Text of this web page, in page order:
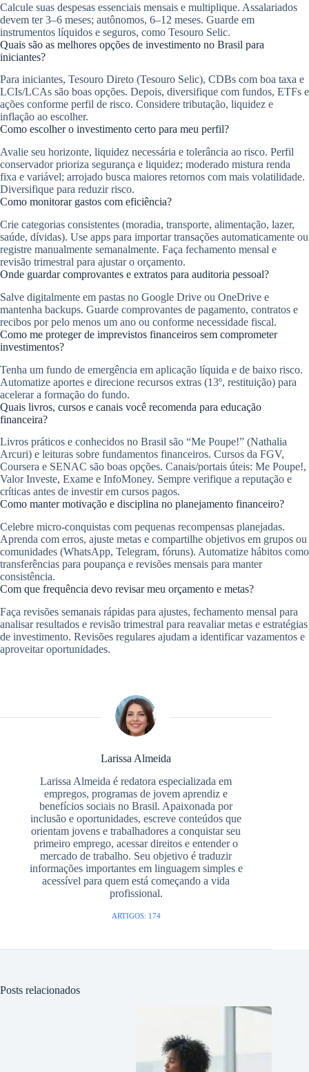
Calcule suas despesas essenciais mensais e multiplique. Assalariados
devem ter 3–6 meses; autônomos, 6–12 meses. Guarde em
instrumentos líquidos e seguros, como Tesouro Selic.
Quais são as melhores opções de investimento no Brasil para
iniciantes?
Para iniciantes, Tesouro Direto (Tesouro Selic), CDBs com boa taxa e
LCIs/LCAs são boas opções. Depois, diversifique com fundos, ETFs e
ações conforme perfil de risco. Considere tributação, liquidez e
inflação ao escolher.
Como escolher o investimento certo para meu perfil?
Avalie seu horizonte, liquidez necessária e tolerância ao risco. Perfil
conservador prioriza segurança e liquidez; moderado mistura renda
fixa e variável; arrojado busca maiores retornos com mais volatilidade.
Diversifique para reduzir risco.
Como monitorar gastos com eficiência?
Crie categorias consistentes (moradia, transporte, alimentação, lazer,
saúde, dívidas). Use apps para importar transações automaticamente ou
registre manualmente semanalmente. Faça fechamento mensal e
revisão trimestral para ajustar o orçamento.
Onde guardar comprovantes e extratos para auditoria pessoal?
Salve digitalmente em pastas no Google Drive ou OneDrive e
mantenha backups. Guarde comprovantes de pagamento, contratos e
recibos por pelo menos um ano ou conforme necessidade fiscal.
Como me proteger de imprevistos financeiros sem comprometer
investimentos?
Tenha um fundo de emergência em aplicação líquida e de baixo risco.
Automatize aportes e direcione recursos extras (13º, restituição) para
acelerar a formação do fundo.
Quais livros, cursos e canais você recomenda para educação
financeira?
Livros práticos e conhecidos no Brasil são “Me Poupe!” (Nathalia
Arcuri) e leituras sobre fundamentos financeiros. Cursos da FGV,
Coursera e SENAC são boas opções. Canais/portais úteis: Me Poupe!,
Valor Investe, Exame e InfoMoney. Sempre verifique a reputação e
críticas antes de investir em cursos pagos.
Como manter motivação e disciplina no planejamento financeiro?
Celebre micro‑conquistas com pequenas recompensas planejadas.
Aprenda com erros, ajuste metas e compartilhe objetivos em grupos ou
comunidades (WhatsApp, Telegram, fóruns). Automatize hábitos como
transferências para poupança e revisões mensais para manter
consistência.
Com que frequência devo revisar meu orçamento e metas?
Faça revisões semanais rápidas para ajustes, fechamento mensal para
analisar resultados e revisão trimestral para reavaliar metas e estratégias
de investimento. Revisões regulares ajudam a identificar vazamentos e
aproveitar oportunidades.
Larissa Almeida
Larissa Almeida é redatora especializada em
empregos, programas de jovem aprendiz e
benefícios sociais no Brasil. Apaixonada por
inclusão e oportunidades, escreve conteúdos que
orientam jovens e trabalhadores a conquistar seu
primeiro emprego, acessar direitos e entender o
mercado de trabalho. Seu objetivo é traduzir
informações importantes em linguagem simples e
acessível para quem está começando a vida
profissional.
ARTIGOS: 174
Posts relacionados